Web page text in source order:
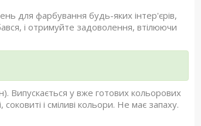
для фарбування будь-яких інтер'єрів,
і отримуйте задоволення, втілюючи
Випускається у вже готових кольорових
соковиті і сміливі кольори. Не має запаху.